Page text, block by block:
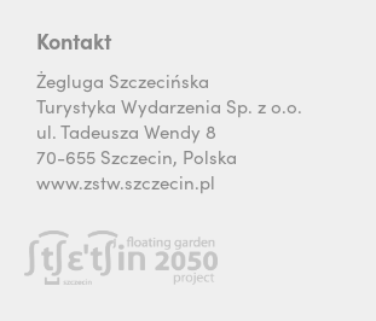
Kontakt
Żegluga Szczecińska
Turystyka Wydarzenia Sp. z o.o.
ul. Tadeusza Wendy 8
70-655 Szczecin, Polska
www.zstw.szczecin.pl